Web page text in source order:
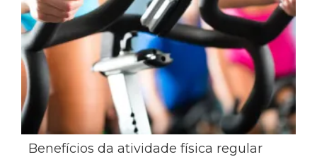
Benefícios da atividade física regular